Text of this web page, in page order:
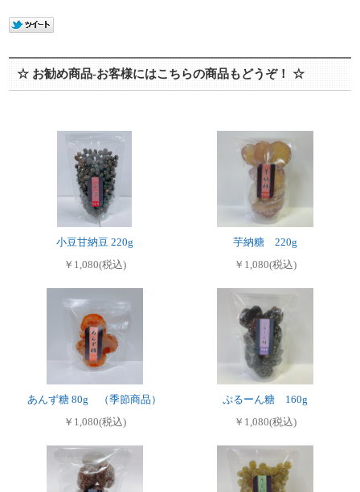
☆ お勧め商品-お客様にはこちらの商品もどうぞ！ ☆
小豆甘納豆 220g
￥1,080(税込)
芋納糖 220g
￥1,080(税込)
あんず糖 80g （季節商品）
￥1,080(税込)
ぷるーん糖 160g
￥1,080(税込)